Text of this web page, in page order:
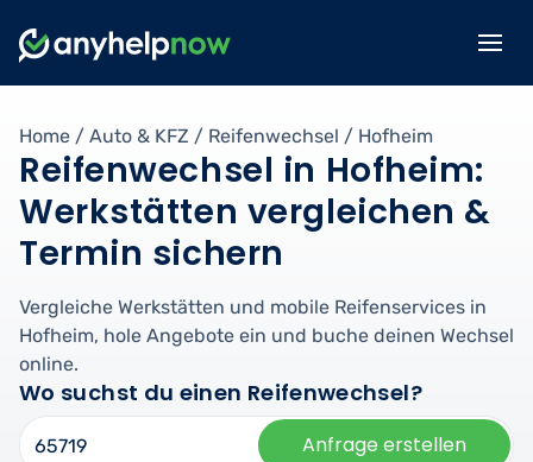
Home / Auto & KFZ / Reifenwechsel / Hofheim
Reifenwechsel in Hofheim:
Werkstätten vergleichen &
Termin sichern
Vergleiche Werkstätten und mobile Reifenservices in
Hofheim, hole Angebote ein und buche deinen Wechsel
online.
Wo suchst du einen Reifenwechsel?
Anfrage erstellen